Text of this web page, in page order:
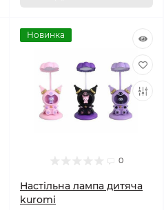
Новинка
0
Настільна лампа дитяча
kuromi